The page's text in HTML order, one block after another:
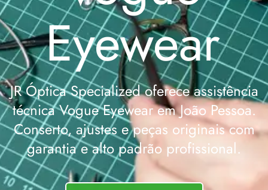
Eyewear
JR Óptica Specialized oferece assistência
técnica Vogue Eyewear em João Pessoa.
Conserto, ajustes e peças originais com
garantia e alto padrão profissional.